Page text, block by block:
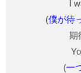
I
(僕が待
期
(一